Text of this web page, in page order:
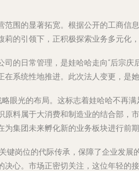
围的显著拓宽。根据公开的工商信
的引领下，正积极探索业务多元化，
的日常管理，是娃哈哈走向“后宗
系统性地推进。此次法人变更，是
眼光的布局。这标志着娃哈哈不再
料属于大消费和制造业的结合部
集团未来孵化新的业务板块进行前期
键岗位的代际传承，保障了企业发
心。市场正密切关注，这位年轻的